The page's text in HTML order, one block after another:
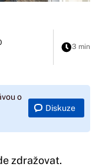
3 min
o
Diskuze
zdražovat.